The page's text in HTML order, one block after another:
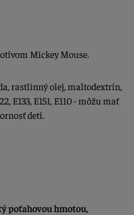
Mickey Mouse.
rastlinný olej, maltodextrín,
E133, E151, E110 - môžu mať
detí.
poťahovou hmotou,